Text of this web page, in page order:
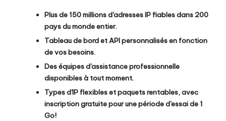
Plus de 150 millions d'adresses IP fiables dans 200
pays du monde entier.
Tableau de bord et API personnalisés en fonction
de vos besoins.
Des équipes d'assistance professionnelle
disponibles à tout moment.
Types d'IP flexibles et paquets rentables, avec
inscription gratuite pour une période d'essai de 1
Go!